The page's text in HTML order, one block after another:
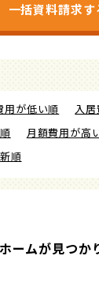
一括資料請求す
用が低い順
入
月額費用が高
順
ームが見つか